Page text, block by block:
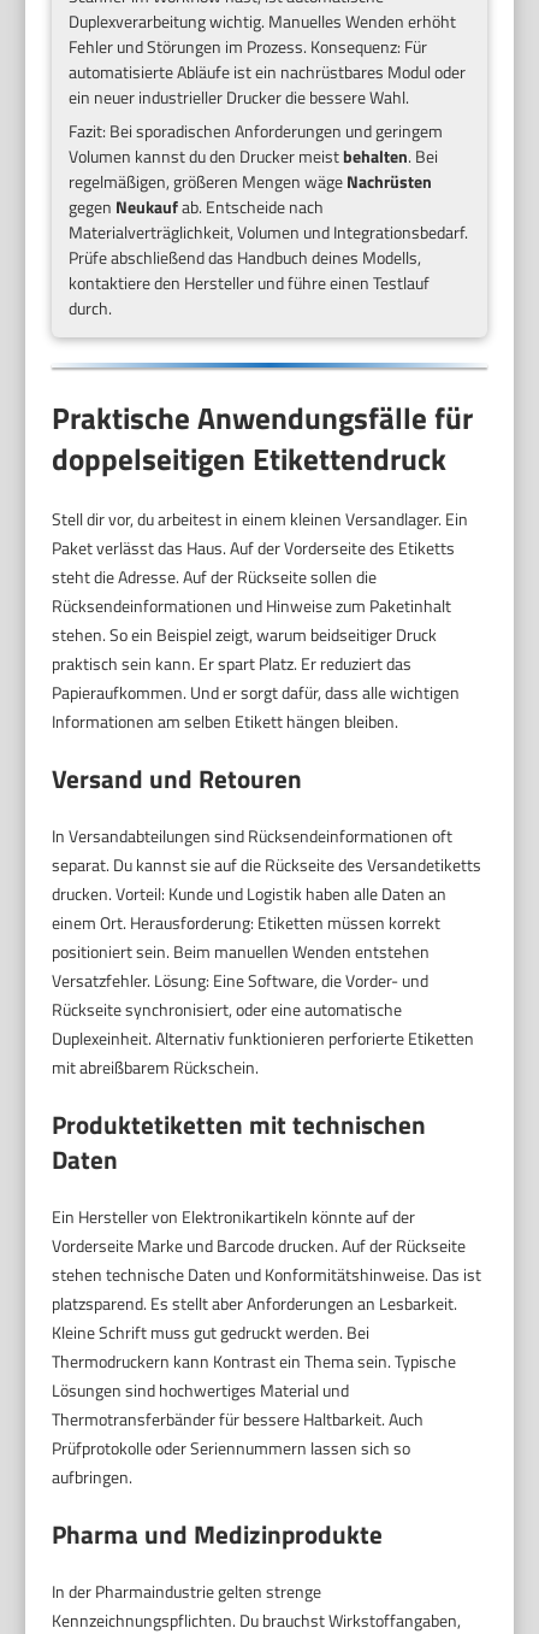
Duplexverarbeitung wichtig. Manuelles Wenden erhöht
Fehler und Störungen im Prozess. Konsequenz: Für
automatisierte Abläufe ist ein nachrüstbares Modul oder
ein neuer industrieller Drucker die bessere Wahl.
Fazit: Bei sporadischen Anforderungen und geringem
Volumen kannst du den Drucker meistbehalten. Bei
regelmäßigen, größeren Mengen wägeNachrüsten
gegen Neukaufab. Entscheide nach
Materialverträglichkeit, Volumen und Integrationsbedarf.
Prüfe abschließend das Handbuch deines Modells,
kontaktiere den Hersteller und führe einen Testlauf
durch.
Praktische Anwendungsfälle für
doppelseitigen Etikettendruck
Stell dir vor, du arbeitest in einem kleinen Versandlager. Ein
Paket verlässt das Haus. Auf der Vorderseite des Etiketts
steht die Adresse. Auf der Rückseite sollen die
Rücksendeinformationen und Hinweise zum Paketinhalt
stehen. So ein Beispiel zeigt, warum beidseitiger Druck
praktisch sein kann. Er spart Platz. Er reduziert das
Papieraufkommen. Und er sorgt dafür, dass alle wichtigen
Informationen am selben Etikett hängen bleiben.
Versand und Retouren
In Versandabteilungen sind Rücksendeinformationen oft
separat. Du kannst sie auf die Rückseite des Versandetiketts
drucken. Vorteil: Kunde und Logistik haben alle Daten an
einem Ort. Herausforderung: Etiketten müssen korrekt
positioniert sein. Beim manuellen Wenden entstehen
Versatzfehler. Lösung: Eine Software, die Vorder- und
Rückseite synchronisiert, oder eine automatische
Duplexeinheit. Alternativ funktionieren perforierte Etiketten
mit abreißbarem Rückschein.
Produktetiketten mit technischen
Daten
Ein Hersteller von Elektronikartikeln könnte auf der
Vorderseite Marke und Barcode drucken. Auf der Rückseite
stehen technische Daten und Konformitätshinweise. Das ist
platzsparend. Es stellt aber Anforderungen an Lesbarkeit.
Kleine Schrift muss gut gedruckt werden. Bei
Thermodruckern kann Kontrast ein Thema sein. Typische
Lösungen sind hochwertiges Material und
Thermotransferbänder für bessere Haltbarkeit. Auch
Prüfprotokolle oder Seriennummern lassen sich so
aufbringen.
Pharma und Medizinprodukte
In der Pharmaindustrie gelten strenge
Kennzeichnungspflichten. Du brauchst Wirkstoffangaben,